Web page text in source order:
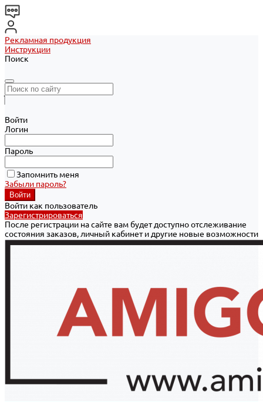
Рекламная продукция
Инструкции
Поиск
Войти
Логин
Пароль
Запомнить меня
Забыли пароль?
Войти как пользователь
Зарегистрироваться
После регистрации на сайте вам будет доступно отслеживание
состояния заказов, личный кабинет и другие новые возможности